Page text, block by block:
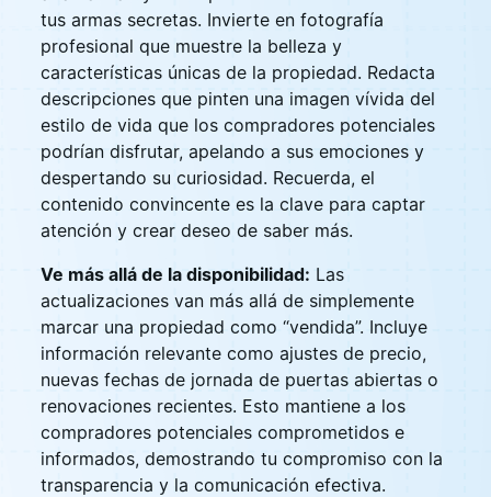
tus armas secretas. Invierte en fotografía
profesional que muestre la belleza y
características únicas de la propiedad. Redacta
descripciones que pinten una imagen vívida del
estilo de vida que los compradores potenciales
podrían disfrutar, apelando a sus emociones y
despertando su curiosidad. Recuerda, el
contenido convincente es la clave para captar
atención y crear deseo de saber más.
Ve más allá de la disponibilidad: Las
actualizaciones van más allá de simplemente
marcar una propiedad como “vendida”. Incluye
información relevante como ajustes de precio,
nuevas fechas de jornada de puertas abiertas o
renovaciones recientes. Esto mantiene a los
compradores potenciales comprometidos e
informados, demostrando tu compromiso con la
transparencia y la comunicación efectiva.